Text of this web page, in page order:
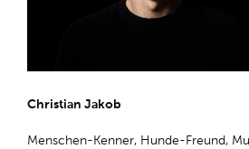
Christian Jakob
Menschen-Kenner, Hunde-Freund,